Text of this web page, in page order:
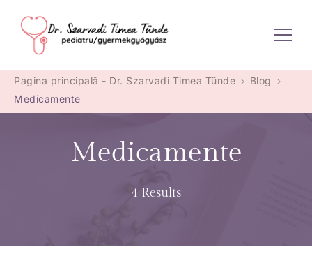
Dr. Szarvadi Timea Tünde
Pagina principală - Dr. Szarvadi Timea Tünde
Blog
Medicamente
Medicamente
4 Results